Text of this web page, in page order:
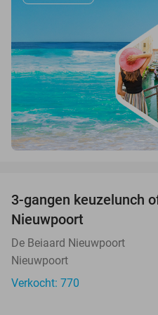
3-gangen keuzelunch
Nieuwpoort
De Beiaard Nieuwpoort
Nieuwpoort
Verkocht: 770